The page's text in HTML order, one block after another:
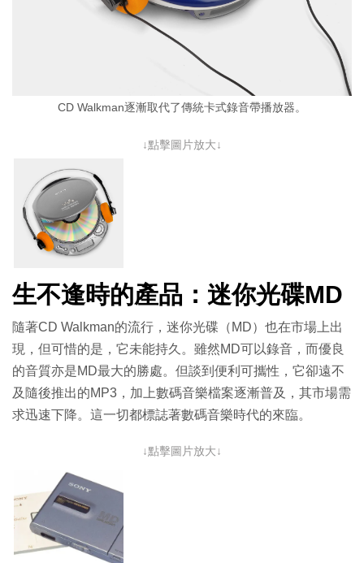
CD Walkman逐漸取代了傳統卡式錄音帶播放器。
↓點擊圖片放大↓
生不逢時的產品：迷你光碟MD
隨著CD Walkman的流行，迷你光碟（MD）也在市場上出
現，但可惜的是，它未能持久。雖然MD可以錄音，而優良
的音質亦是MD最大的勝處。但談到便利可攜性，它卻遠不
及隨後推出的MP3，加上數碼音樂檔案逐漸普及，其市場需
求迅速下降。這一切都標誌著數碼音樂時代的來臨。
↓點擊圖片放大↓